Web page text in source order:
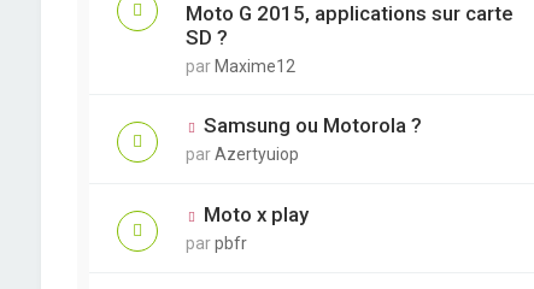
Moto G 2015, applications sur carte
SD ?
par Maxime12
Samsung ou Motorola ?
parAzertyuiop
Moto x play
parpbfr